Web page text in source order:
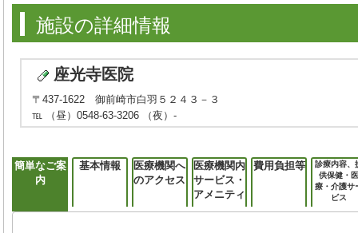
施設の詳細情報
座光寺医院
〒437-1622 御前崎市白羽５２４３－３
℡ （昼）0548-63-3206 （夜）-
簡単なご案
内
基本情報
医療機関へ
のアクセス
医療機関内
サービス・
アメニティ
費用負担等
診療内容、
供保健・
療・介護サ
ビス